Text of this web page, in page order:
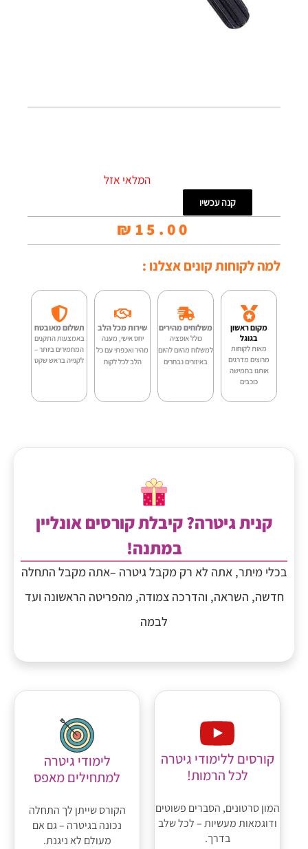
קנה עכשיו
המלאי אזל
₪ 15.00
למה לקוחות קונים אצלנו :
מקום ראשון
בגוגל
מאות לקוחות
מרוצים מדרגים
אותנו בחמישה
כוכבים
משלוחים מהירים
כולל אופציה
למשלוח מהיום להיום
באיזורים נבחרים
שירות מכל הלב
יחס אישי, מענה
מהיר ואכפתי עם כל
הלב לכל לקוח
תשלום מאובטח
באמצעות התקנים
המחמירים ביותר –
לקנייה בראש שקט
קנית גיטרה? קיבלת קורסים אונליין
במתנה!
בכלי מיתר, אתה לא רק מקבל גיטרה –אתה מקבל התחלה
חדשה, השראה, והדרכה צמודה, מהפריטה הראשונה ועד
לבמה
קורסים ללימודי גיטרה
לכל הרמות!
המון סרטונים, הסברים פשוטים
ודוגמאות מעשיות – לכל שלב
בדרך.
לימודי גיטרה
למתחילים מאפס
הקורס שייתן לך התחלה
נכונה בגיטרה – גם אם
מעולם לא ניגנת.